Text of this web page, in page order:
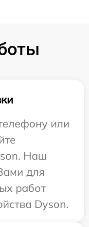
или
Наш
для
работ
Dyson.